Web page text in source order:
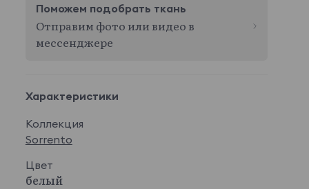
Поможем подобрать ткань
Отправим фото или видео в
мессенджере
Характеристики
Коллекция
Sorrento
Цвет
белый